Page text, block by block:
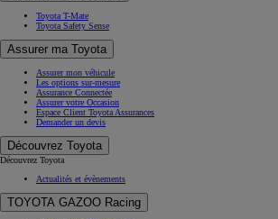
Toyota T-Mate
Toyota Safety Sense
Assurer ma Toyota
Assurer mon véhicule
Les options sur-mesure
Assurance Connectée
Assurer votre Occasion
Espace Client Toyota Assurances
Demander un devis
Découvrez Toyota
Découvrez Toyota
Actualités et évènements
TOYOTA GAZOO Racing